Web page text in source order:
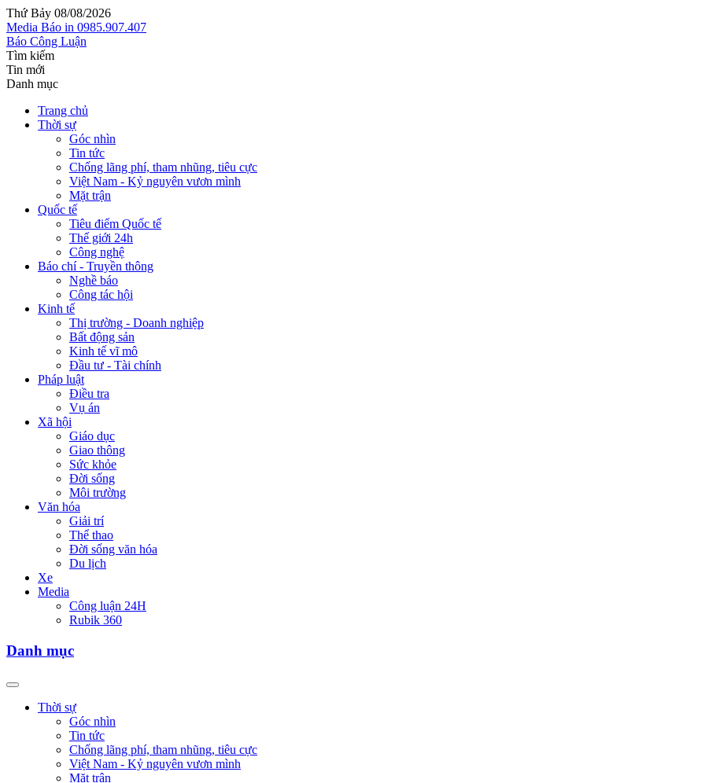
Thứ Bảy 08/08/2026
Media Báo in 0985.907.407
Báo Công Luận
Tìm kiếm
Tin mới
Danh mục
Trang chủ
Thời sự
Góc nhìn
Tin tức
Chống lãng phí, tham nhũng, tiêu cực
Việt Nam - Kỷ nguyên vươn mình
Mặt trận
Quốc tế
Tiêu điểm Quốc tế
Thế giới 24h
Công nghệ
Báo chí - Truyền thông
Nghề báo
Công tác hội
Kinh tế
Thị trường - Doanh nghiệp
Bất động sản
Kinh tế vĩ mô
Đầu tư - Tài chính
Pháp luật
Điều tra
Vụ án
Xã hội
Giáo dục
Giao thông
Sức khỏe
Đời sống
Môi trường
Văn hóa
Giải trí
Thể thao
Đời sống văn hóa
Du lịch
Xe
Media
Công luận 24H
Rubik 360
Danh mục
Thời sự
Góc nhìn
Tin tức
Chống lãng phí, tham nhũng, tiêu cực
Việt Nam - Kỷ nguyên vươn mình
Mặt trận